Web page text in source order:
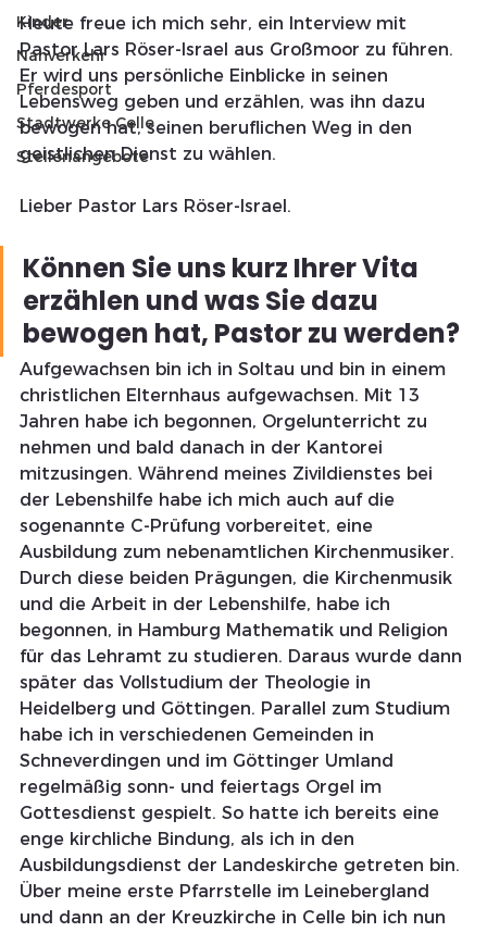
Kinder
Nahverkehr
Pferdesport
Stadtwerke Celle
Stellenangebote
Heute freue ich mich sehr, ein Interview mit
Pastor Lars Röser-Israel aus Großmoor zu führen.
Er wird uns persönliche Einblicke in seinen
Lebensweg geben und erzählen, was ihn dazu
bewogen hat, seinen beruflichen Weg in den
geistlichen Dienst zu wählen.
Lieber Pastor Lars Röser-Israel.
Können Sie uns kurz Ihrer Vita
erzählen und was Sie dazu
bewogen hat, Pastor zu werden?
Aufgewachsen bin ich in Soltau und bin in einem
christlichen Elternhaus aufgewachsen. Mit 13
Jahren habe ich begonnen, Orgelunterricht zu
nehmen und bald danach in der Kantorei
mitzusingen. Während meines Zivildienstes bei
der Lebenshilfe habe ich mich auch auf die
sogenannte C-Prüfung vorbereitet, eine
Ausbildung zum nebenamtlichen Kirchenmusiker.
Durch diese beiden Prägungen, die Kirchenmusik
und die Arbeit in der Lebenshilfe, habe ich
begonnen, in Hamburg Mathematik und Religion
für das Lehramt zu studieren. Daraus wurde dann
später das Vollstudium der Theologie in
Heidelberg und Göttingen. Parallel zum Studium
habe ich in verschiedenen Gemeinden in
Schneverdingen und im Göttinger Umland
regelmäßig sonn- und feiertags Orgel im
Gottesdienst gespielt. So hatte ich bereits eine
enge kirchliche Bindung, als ich in den
Ausbildungsdienst der Landeskirche getreten bin.
Über meine erste Pfarrstelle im Leinebergland
und dann an der Kreuzkirche in Celle bin ich nun